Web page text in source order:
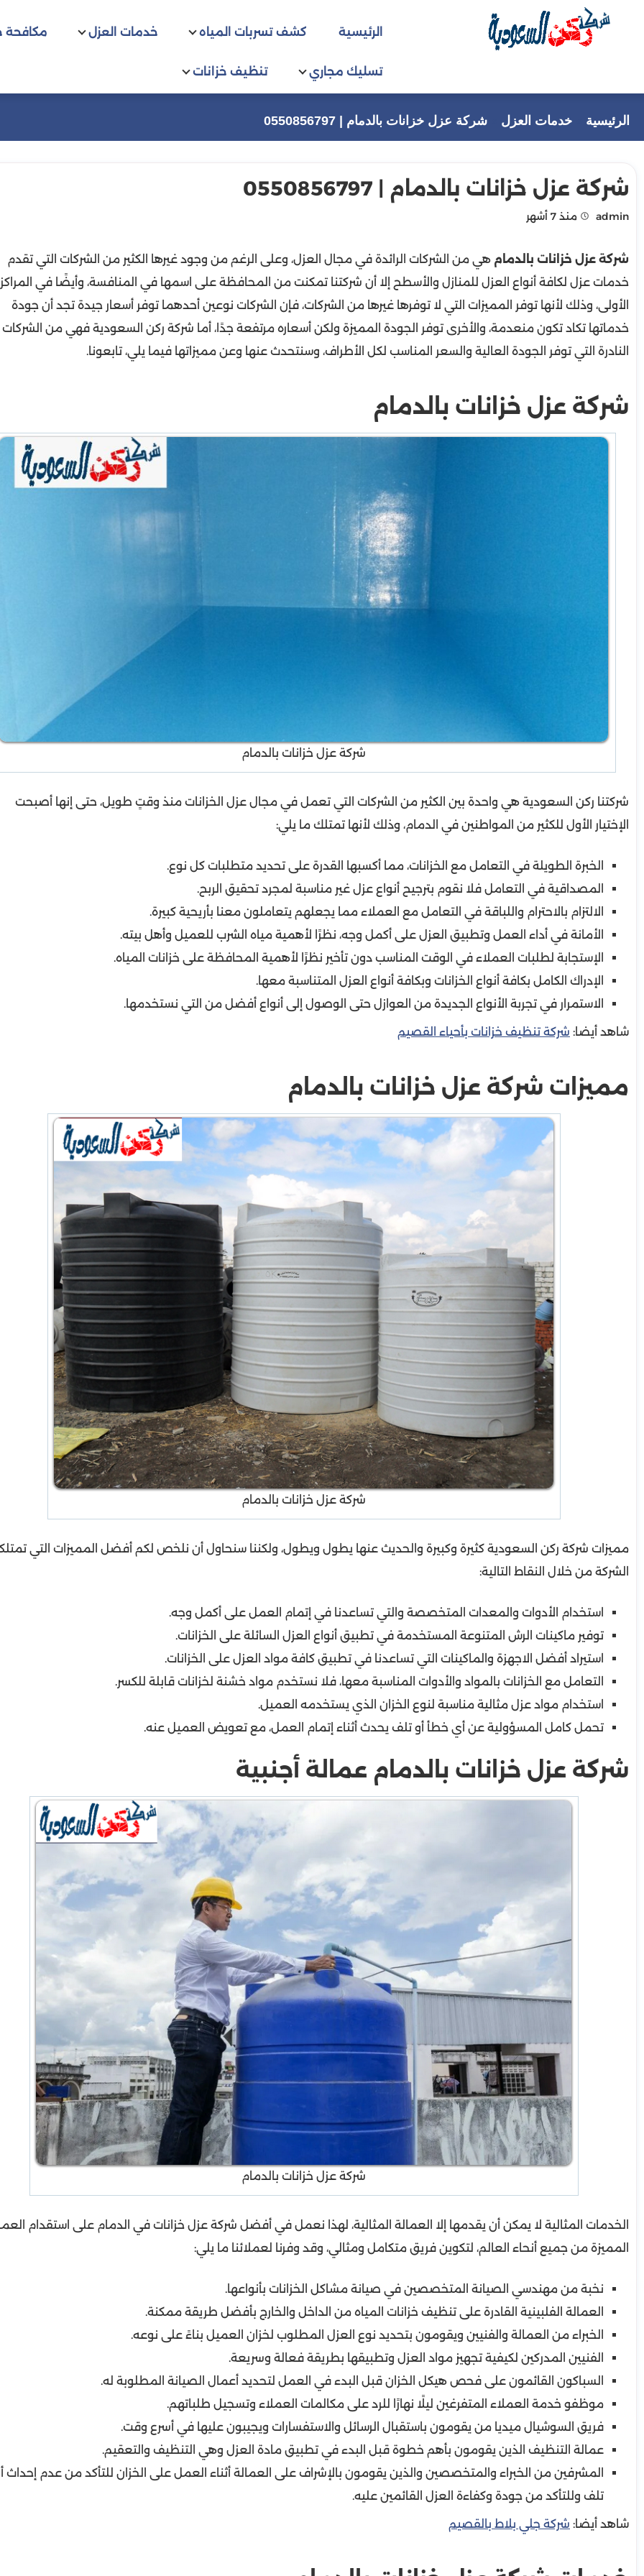
الرئيسية كشف تسربات المياه خدمات العزل مكافحة
تسليك مجاري تنظيف خزانات
الرئيسية خدمات العزل شركة عزل خزانات بالدمام | 0550856797
شركة عزل خزانات بالدمام | 0550856797
admin منذ 7 أشهر
شركة عزل خزانات بالدمام هي من الشركات الرائدة في مجال العزل، وعلى الرغم من وجود غيرها الكثير من الشركات التي تقدم
خدمات عزل لكافة أنواع العزل للمنازل والأسطح إلا أن شركتنا تمكنت من المحافظة على اسمها في المنافسة، وأيضًا في المراكز
الأولى، وذلك لأنها توفر المميزات التي لا توفرها غيرها من الشركات، فإن الشركات نوعين أحدهما توفر أسعار جيدة تجد أن جودة
خدماتها تكاد تكون منعدمة، والأخرى توفر الجودة المميزة ولكن أسعاره مرتفعة جدًا، أما شركة ركن السعودية فهي من الشركات
النادرة التي توفر الجودة العالية والسعر المناسب لكل الأطراف، وسنتحدث عنها وعن مميزاتها فيما يلي، تابعونا.
شركة عزل خزانات بالدمام
شركة عزل خزانات بالدمام
شركتنا ركن السعودية هي واحدة بين الكثير من الشركات التي تعمل في مجال عزل الخزانات منذ وقتٍ طويل، حتى إنها أصبحت
الإختيار الأول للكثير من المواطنين في الدمام، وذلك لأنها تمتلك ما يلي:
الخبرة الطويلة في التعامل مع الخزانات، مما أكسبها القدرة على تحديد متطلبات كل نوع.
المصداقية في التعامل فلا نقوم بترجيح أنواع عزل غير مناسبة لمجرد تحقيق الربح.
الالتزام بالاحترام واللباقة في التعامل مع العملاء مما يجعلهم يتعاملون معنا بأريحية كبيرة.
الأمانة في أداء العمل وتطبيق العزل على أكمل وجه، نظرًا لأهمية مياه الشرب للعميل وأهل بيته.
الإستجابة لطلبات العملاء في الوقت المناسب دون تأخير نظرًا لأهمية المحافظة على خزانات المياه.
الإدراك الكامل بكافة أنواع الخزانات وبكافة أنواع العزل المتناسبة معها.
الاستمرار في تجربة الأنواع الجديدة من العوازل حتى الوصول إلى أنواع أفضل من التي نستخدمها.
شاهد أيضا: شركة تنظيف خزانات بأحياء القصيم
مميزات شركة عزل خزانات بالدمام
شركة عزل خزانات بالدمام
مميزات شركة ركن السعودية كثيرة وكبيرة والحديث عنها يطول ويطول، ولكننا سنحاول أن نلخص لكم أفضل المميزات التي
الشركة من خلال النقاط التالية:
استخدام الأدوات والمعدات المتخصصة والتي تساعدنا في إتمام العمل على أكمل وجه.
توفير ماكينات الرش المتنوعة المستخدمة في تطبيق أنواع العزل السائلة على الخزانات.
استيراد أفضل الاجهزة والماكينات التي تساعدنا في تطبيق كافة مواد العزل على الخزانات.
التعامل مع الخزانات بالمواد والأدوات المناسبة معها، فلا نستخدم مواد خشنة لخزانات قابلة للكسر.
استخدام مواد عزل مثالية مناسبة لنوع الخزان الذي يستخدمه العميل.
تحمل كامل المسؤولية عن أي خطأ أو تلف يحدث أثناء إتمام العمل، مع تعويض العميل عنه.
شركة عزل خزانات بالدمام عمالة أجنبية
شركة عزل خزانات بالدمام
الخدمات المثالية لا يمكن أن يقدمها إلا العمالة المثالية، لهذا نعمل في أفضل شركة عزل خزانات في الدمام على استقدام
المميزة من جميع أنحاء العالم، لتكوين فريق متكامل ومثالي، وقد وفرنا لعملائنا ما يلي:
نخبة من مهندسي الصيانة المتخصصين في صيانة مشاكل الخزانات بأنواعها.
العمالة الفلبينية القادرة على تنظيف خزانات المياه من الداخل والخارج بأفضل طريقة ممكنة.
الخبراء من العمالة والفنيين ويقومون بتحديد نوع العزل المطلوب لخزان العميل بناءً على نوعه.
الفنيين المدركين لكيفية تجهيز مواد العزل وتطبيقها بطريقة فعالة وسريعة.
السباكون القائمون على فحص هيكل الخزان قبل البدء في العمل لتحديد أعمال الصيانة المطلوبة له.
موظفو خدمة العملاء المتفرغين ليلًا نهارًا للرد على مكالمات العملاء وتسجيل طلباتهم.
فريق السوشيال ميديا من يقومون باستقبال الرسائل والاستفسارات ويجيبون عليها في أسرع وقت.
عمالة التنظيف الذين يقومون بأهم خطوة قبل البدء في تطبيق مادة العزل وهي التنظيف والتعقيم.
المشرفين من الخبراء والمتخصصين والذين يقومون بالإشراف على العمالة أثناء العمل على الخزان للتأكد من عدم إحداث
تلف وللتأكد من جودة وكفاءة العزل القائمين عليه.
شاهد أيضا: شركة جلي بلاط بالقصيم